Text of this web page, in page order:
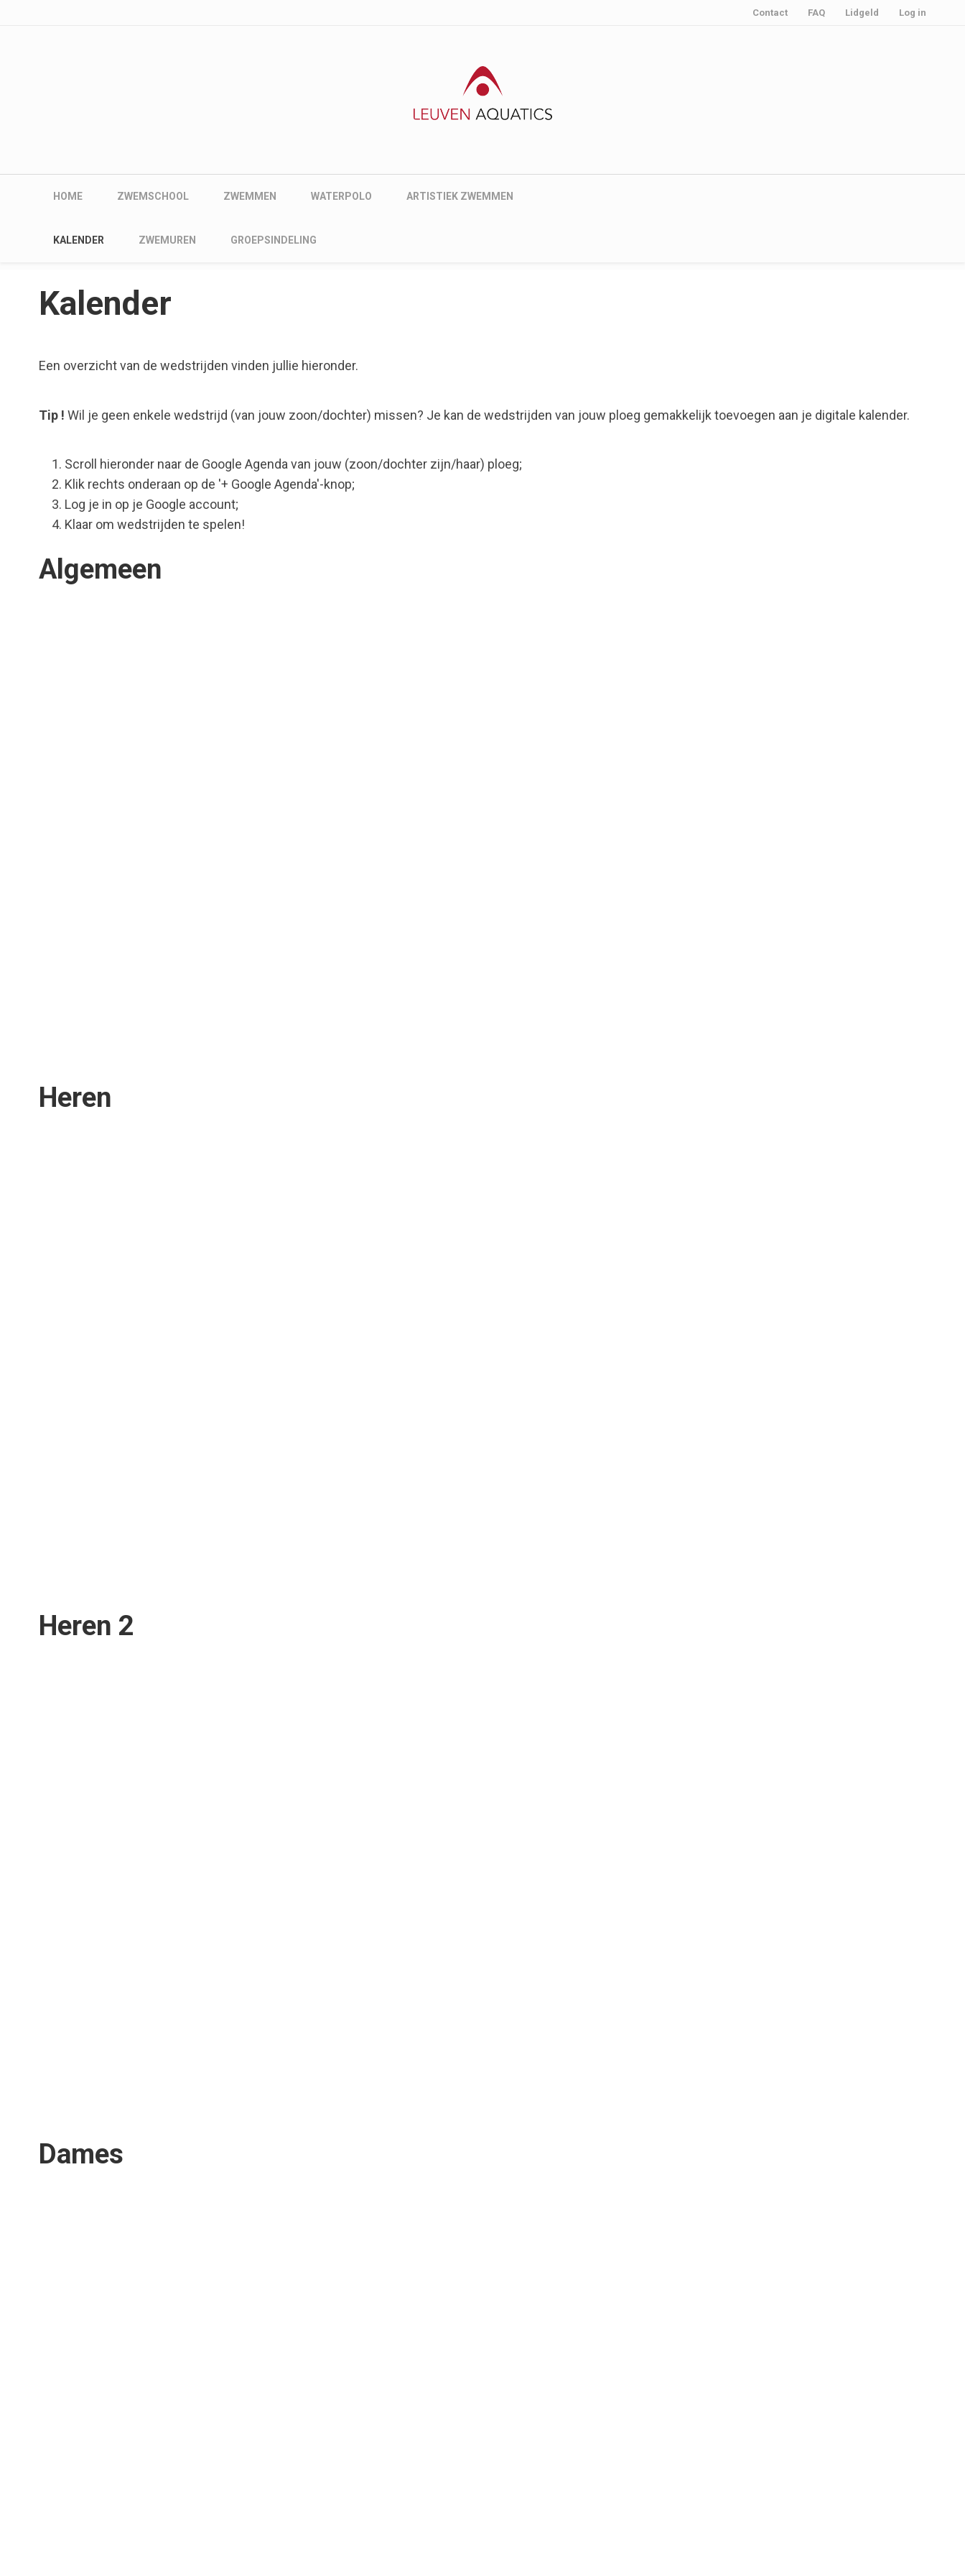
Contact FAQ Lidgeld Log in
Main navigation
HOME ZWEMSCHOOL ZWEMMEN WATERPOLO ARTISTIEK ZWEMMEN
Main navigation
KALENDER ZWEMUREN GROEPSINDELING
Kalender
Een overzicht van de wedstrijden vinden jullie hieronder.
Tip ! Wil je geen enkele wedstrijd (van jouw zoon/dochter) missen? Je kan de wedstrijden van jouw ploeg gemakkelijk toevoegen aan je digitale kalender.
Scroll hieronder naar de Google Agenda van jouw (zoon/dochter zijn/haar) ploeg;
Klik rechts onderaan op de '+ Google Agenda'-knop;
Log je in op je Google account;
Klaar om wedstrijden te spelen!
Algemeen
Heren
Heren 2
Dames